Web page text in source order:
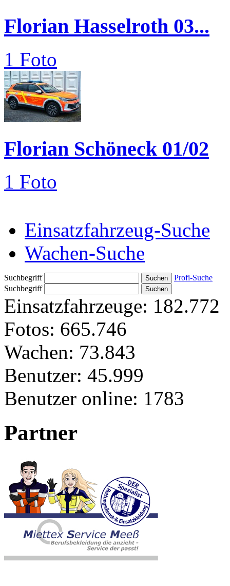
Florian Hasselroth 03...
1 Foto
Florian Schöneck 01/02
1 Foto
Einsatzfahrzeug-Suche
Wachen-Suche
Suchbegriff
Profi-Suche
Suchbegriff
Einsatzfahrzeuge: 182.772
Fotos: 665.746
Wachen: 73.843
Benutzer: 45.999
Benutzer online: 1783
Partner